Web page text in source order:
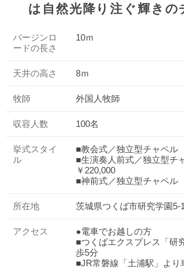
は自然光降り注ぐ輝きの
バージンロ
ードの長さ
10ｍ
天井の高さ 8ｍ
牧師 外国人牧師
収容人数 100名
挙式スタイ
ル
■教会式／独立型チャペ
■生演奏人前式／独立型チ
￥220,000
■神前式／独立型チャペ
所在地 茨城県つくば市研究学園5-
アクセス
●電車でお越しの方
■つくばエクスプレス「研
歩5分
■JR常磐線「土浦駅」より